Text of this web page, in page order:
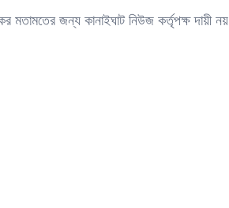
মতামতের জন্য কানাইঘাট নিউজ কর্তৃপক্ষ দায়ী নয়